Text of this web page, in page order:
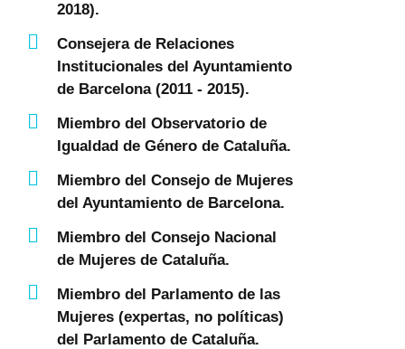
2018).
Consejera de Relaciones
Institucionales del Ayuntamiento
de Barcelona (2011 - 2015).
Miembro del Observatorio de
Igualdad de Género de Cataluña.
Miembro del Consejo de Mujeres
del Ayuntamiento de Barcelona.
Miembro del Consejo Nacional
de Mujeres de Cataluña.
Miembro del Parlamento de las
Mujeres (expertas, no políticas)
del Parlamento de Cataluña.